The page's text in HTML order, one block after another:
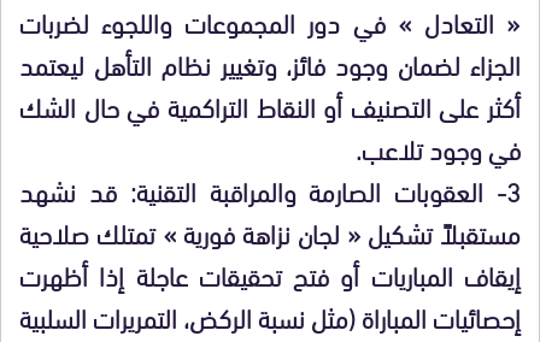
« التعادل » في دور المجموعات واللجوء لضربات
الجزاء لضمان وجود فائز، وتغيير نظام التأهل ليعتمد
أكثر على التصنيف أو النقاط التراكمية في حال الشك
في وجود تلاعب.
3- العقوبات الصارمة والمراقبة التقنية: قد نشهد
مستقبلاً تشكيل « لجان نزاهة فورية » تمتلك صلاحية
إيقاف المباريات أو فتح تحقيقات عاجلة إذا أظهرت
إحصائيات المباراة (مثل نسبة الركض، التمريرات السلبية